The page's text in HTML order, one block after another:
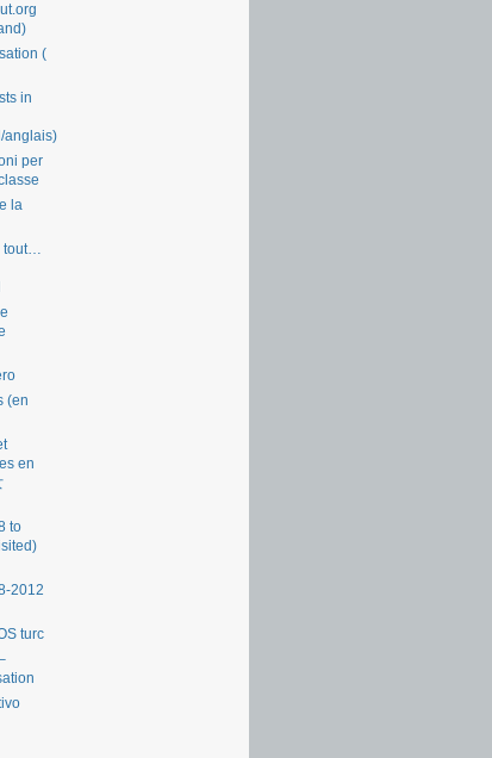
(
in
anglais)
per
la
tout…
(en
en
to
2012
turc